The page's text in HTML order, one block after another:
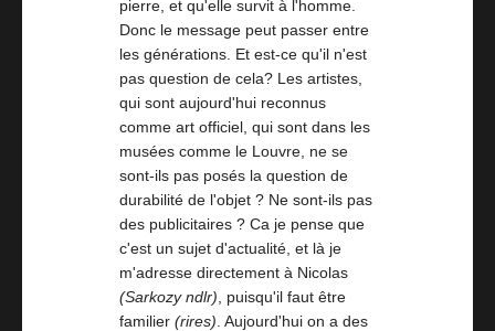
pierre, et qu'elle survit à l'homme.
Donc le message peut passer entre
les générations. Et est-ce qu'il n'est
pas question de cela? Les artistes,
qui sont aujourd'hui reconnus
comme art officiel, qui sont dans les
musées comme le Louvre, ne se
sont-ils pas posés la question de
durabilité de l'objet ? Ne sont-ils pas
des publicitaires ? Ca je pense que
c'est un sujet d'actualité, et là je
m'adresse directement à Nicolas
(Sarkozy ndlr) , puisqu'il faut être
familier(rires) . Aujourd'hui on a des